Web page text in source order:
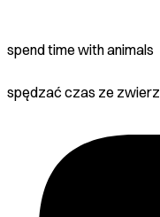
spend time with animals
spędzać czas ze